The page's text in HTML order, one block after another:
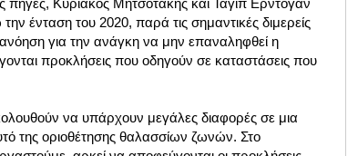
Κυριάκος Μητσοτάκης και Ταγίπ Ερντογάν
ένταση του 2020, παρά τις σημαντικές διμερείς
για την ανάγκη να μην επαναληφθεί η
προκλήσεις που οδηγούν σε καταστάσεις που
να υπάρχουν μεγάλες διαφορές σε μια
της οριοθέτησης θαλασσίων ζωνών. Στο